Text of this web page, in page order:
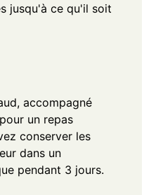
jusqu'à ce qu'il soit
accompagné
un repas
conserver les
dans un
pendant 3 jours.